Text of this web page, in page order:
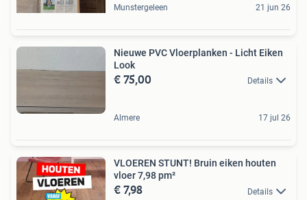
Munstergeleen 21 jun 26
Nieuwe PVC Vloerplanken - Licht Eiken
Look
€ 75,00 Details
Almere 17 jul 26
VLOEREN STUNT! Bruin eiken houten
vloer 7,98 pm²
€ 7,98 Details